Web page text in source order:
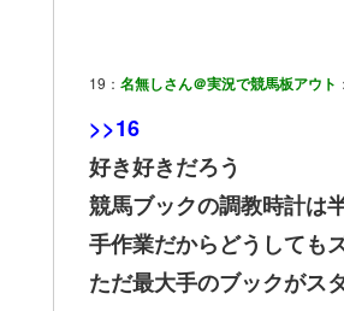
19： 名無しさん＠実況で競馬板アウト
>>16
好き好きだろう
競馬ブックの調教時計は
手作業だからどうしても
ただ最大手のブックがス